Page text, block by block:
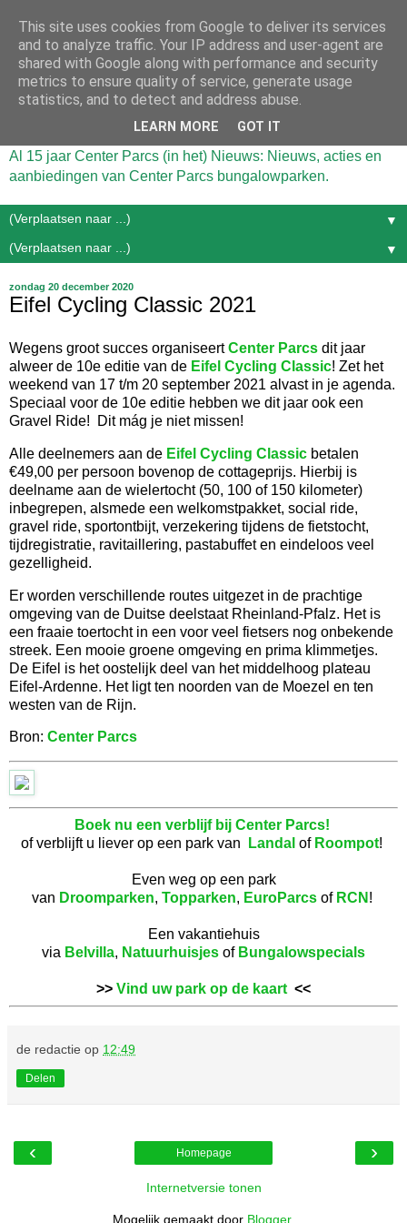
Al 15 jaar Center Parcs (in het) Nieuws: Nieuws, acties en
aanbiedingen van Center Parcs bungalowparken.
▼
▼
zondag 20 december 2020
Eifel Cycling Classic 2021
Wegens groot succes organiseertCenter Parcs dit jaar
alweer de 10e editie van de Eifel Cycling Classic! Zet het
weekend van 17 t/m 20 september 2021 alvast in je agenda.
Speciaal voor de 10e editie hebben we dit jaar ook een
Gravel Ride! Dit mág je niet missen!
Alle deelnemers aan de Eifel Cycling Classic betalen
€49,00 per persoon bovenop de cottageprijs. Hierbij is
deelname aan de wielertocht (50, 100 of 150 kilometer)
inbegrepen, alsmede een welkomstpakket, social ride,
gravel ride, sportontbijt, verzekering tijdens de fietstocht,
tijdregistratie, ravitaillering, pastabuffet en eindeloos veel
gezelligheid.
Er worden verschillende routes uitgezet in de prachtige
omgeving van de Duitse deelstaat Rheinland-Pfalz. Het is
een fraaie toertocht in een voor veel fietsers nog onbekende
streek. Een mooie groene omgeving en prima klimmetjes.
De Eifel is het oostelijk deel van het middelhoog plateau
Eifel-Ardenne. Het ligt ten noorden van de Moezel en ten
westen van de Rijn.
Bron: Center Parcs
Boek nu een verblijf bij Center Parcs!
of verblijft u liever op een park van
Landal of Roompot!
Even weg op een park
van Droomparken, Topparken, EuroParcsof RCN !
Een vakantiehuis
via Belvilla, Natuurhuisjes of Bungalowspecials
>> Vind uw park op de kaart <<
de redactie op 12:49
Delen
‹ ›
Homepage
Internetversie tonen
Mogelijk gemaakt door Blogger.
This site uses cookies from Google to deliver its services
and to analyze traffic. Your IP address and user-agent are
shared with Google along with performance and security
metrics to ensure quality of service, generate usage
statistics, and to detect and address abuse.
LEARN MORE GOT IT